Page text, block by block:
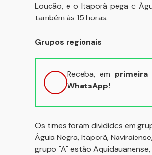
Loucão, e o Itaporã pega o
também às 15 horas.
Grupos regionais
Receba, em primeira
WhatsApp!
Os times foram divididos em
Águia Negra, Itaporã,
grupo "A" estão